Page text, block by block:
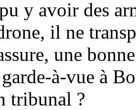
y avoir des
il ne
une
à-vue à
tribunal ?